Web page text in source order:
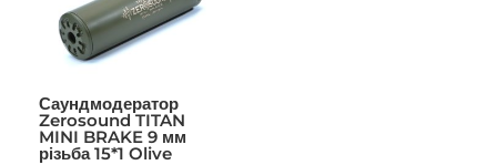
Саундмодератор
Zerosound TITAN
MINI BRAKE 9 мм
різьба 15*1 Olive